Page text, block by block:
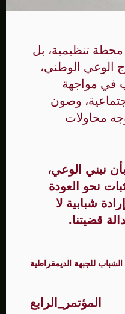
تنظيمية، بل
الوعي الوطني،
في مواجهة
وصون
محاولات
نبني الوعي،
نحو العودة
شبابية لا
قضيتنا.
للجبهة الديمقراطية
المؤتمر_الرابع